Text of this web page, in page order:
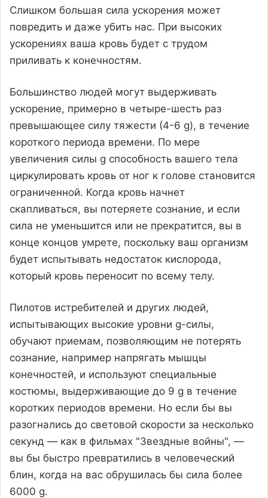
Слишком большая сила ускорения может
повредить и даже убить нас. При высоких
ускорениях ваша кровь будет с трудом
приливать к конечностям.
Большинство людей могут выдерживать
ускорение, примерно в четыре-шесть раз
превышающее силу тяжести (4-6 g), в течение
короткого периода времени. По мере
увеличения силы g способность вашего тела
циркулировать кровь от ног к голове становится
ограниченной. Когда кровь начнет
скапливаться, вы потеряете сознание, и если
сила не уменьшится или не прекратится, вы в
конце концов умрете, поскольку ваш организм
будет испытывать недостаток кислорода,
который кровь переносит по всему телу.
Пилотов истребителей и других людей,
испытывающих высокие уровни g-силы,
обучают приемам, позволяющим не потерять
сознание, например напрягать мышцы
конечностей, и используют специальные
костюмы, выдерживающие до 9 g в течение
коротких периодов времени. Но если бы вы
разогнались до световой скорости за несколько
секунд — как в фильмах "Звездные войны", —
вы бы быстро превратились в человеческий
блин, когда на вас обрушилась бы сила более
6000 g.